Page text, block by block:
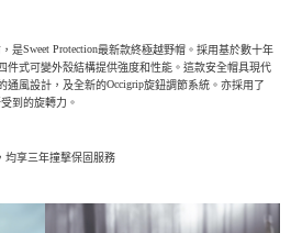
是Sweet Protection最新款終極越野帽。採用基於數十年
件式可變外殼結構提供強度和性能。這款安全帽具現代
通風設計，及全新的Occigrip旋鈕調節系統。亦採用了
到的旋轉力。
均享三年撞擊保固服務